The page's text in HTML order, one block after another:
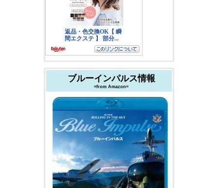
ブルーインパルス情報
=from Amazon=